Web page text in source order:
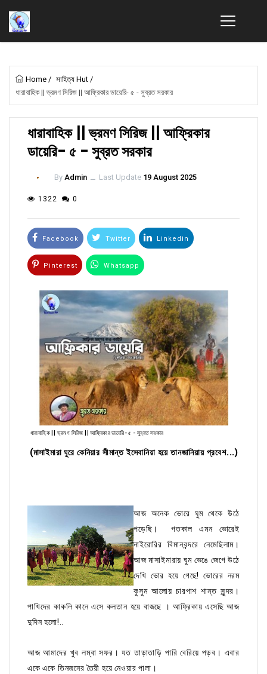
Home / সাহিত্য Hut /
ধারাবাহিক || ভ্রমণ সিরিজ || আফ্রিকার ডায়েরি- ৫ - সুব্রত সরকার
ধারাবাহিক || ভ্রমণ সিরিজ || আফ্রিকার
ডায়েরি- ৫ - সুব্রত সরকার
By Admin ــ Last Update 19 August 2025
1322 0
Facebook Twitter Linkedin
Pinterest Whatsapp
ধারাবাহিক || ভ্রমণ সিরিজ || আফ্রিকার ডায়েরি- ৫ - সুব্রত সরকার
(মাসাইমারা ঘুরে কেনিয়ার সীমান্ত ইসেবানিয়া হয়ে তানজানিয়ায় প্রবেশ...)
আজ অনেক ভোরে ঘুম থেকে উঠে
পড়েছি। গতকাল এমন ভোরেই
নাইরোরির বিমানবন্দরে নেমেছিলাম।
আজ মাসাইমারায় ঘুম ভেঙে জেগে উঠে
দেখি ভোর হয়ে গেছে! ভোরের নরম
কুসুম আলোয় চারপাশ শান্ত সুন্দর।
পাখিদের কাকলি কানে এসে কলতান হয়ে বাজছে । আফ্রিকায় এসেছি আজ
দুদিন হলো!..
আজ আমাদের খুব লম্বা সফর। যত তাড়াতাড়ি পারি বেরিয়ে পড়ব। এবার
একে একে তিনজনের তৈরী হয়ে নেওয়ার পালা।